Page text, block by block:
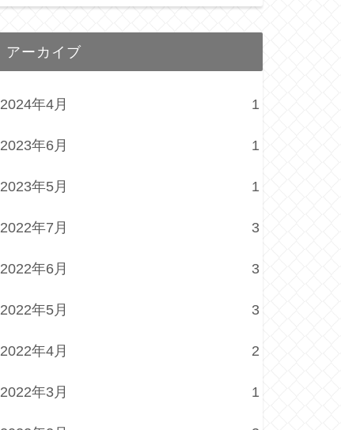
アーカイブ
2024年4月 1
2023年6月 1
2023年5月 1
2022年7月 3
2022年6月 3
2022年5月 3
2022年4月 2
2022年3月 1